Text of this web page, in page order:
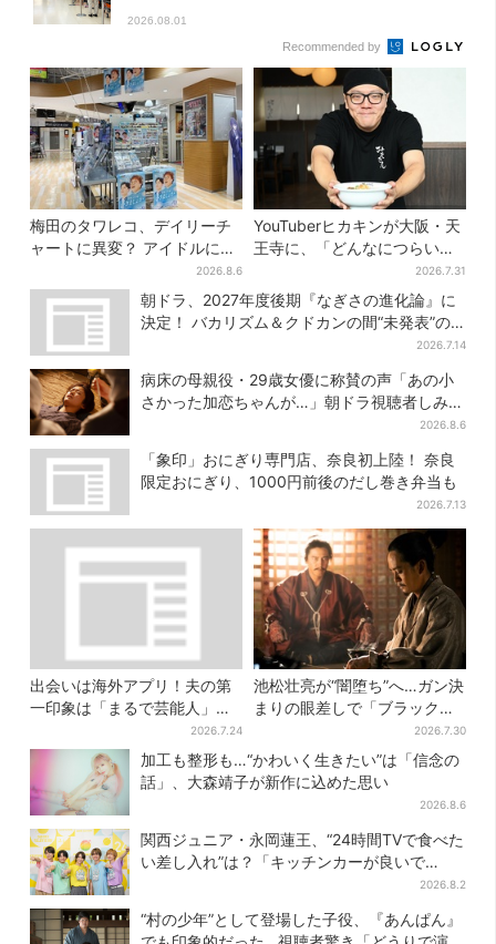
2026.08.01
Recommended by
梅田のタワレコ、デイリーチ
ャートに異変？ アイドルに混
じり“マユリカ”が1位に…お笑
いが強すぎる理由とは
2026.8.6
YouTuberヒカキンが大阪・天
王寺に、「どんなにつらい時
でも…」ラーメン愛＆兄セイ
キンとの思い出を語る
2026.7.31
朝ドラ、2027年度後期『なぎさの進化論』に
決定！ バカリズム＆クドカンの間“未発表”の
2026.7.14
病床の母親役・29歳女優に称賛の声「あの小
さかった加恋ちゃんが…」朝ドラ視聴者しみじ
2026.8.6
「象印」おにぎり専門店、奈良初上陸！ 奈良
限定おにぎり、1000円前後のだし巻き弁当も
2026.7.13
出会いは海外アプリ！夫の第
一印象は「まるで芸能人」→
送迎・弁当・カジノデートま
で…結婚前に尽くしまくり
2026.7.24
池松壮亮が“闇堕ち”へ…ガン決
まりの眼差しで「ブラック秀
吉がログイン」【豊臣兄弟】
2026.7.30
加工も整形も…“かわいく生きたい”は「信念の
話」、大森靖子が新作に込めた思い
2026.8.6
関西ジュニア・永岡蓮王、“24時間TVで食べた
い差し入れ”は？「キッチンカーが良いで
2026.8.2
“村の少年”として登場した子役、『あんぱん』